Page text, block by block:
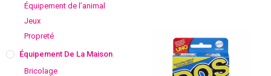
Équipement de l’animal
Jeux
Propreté
Équipement De La Maison
Bricolage